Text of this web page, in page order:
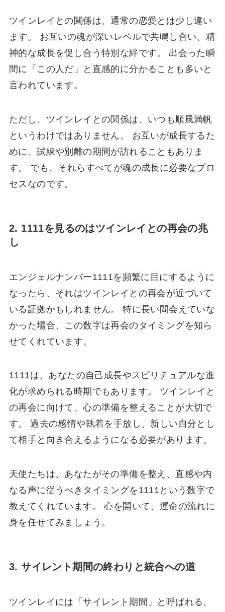
ツインレイとの関係は、通常の恋愛とは少し違い
ます。 お互いの魂が深いレベルで共鳴し合い、精
神的な成長を促し合う特別な絆です。 出会った瞬
間に「この人だ」と直感的に分かることも多いと
言われています。
ただし、ツインレイとの関係は、いつも順風満帆
というわけではありません。 お互いが成長するた
めに、試練や別離の期間が訪れることもありま
す。 でも、それらすべてが魂の成長に必要なプロ
セスなのです。
2. 1111を見るのはツインレイとの再会の兆
し
エンジェルナンバー1111を頻繁に目にするように
なったら、それはツインレイとの再会が近づいて
いる証拠かもしれません。 特に長い間会えていな
かった場合、この数字は再会のタイミングを知ら
せてくれています。
1111は、あなたの自己成長やスピリチュアルな進
化が求められる時期でもあります。 ツインレイと
の再会に向けて、心の準備を整えることが大切で
す。 過去の感情や執着を手放し、新しい自分とし
て相手と向き合えるようになる必要があります。
天使たちは、あなたがその準備を整え、直感や内
なる声に従うべきタイミングを1111という数字で
教えてくれています。 心を開いて、運命の流れに
身を任せてみましょう。
3. サイレント期間の終わりと統合への道
ツインレイには「サイレント期間」と呼ばれる、